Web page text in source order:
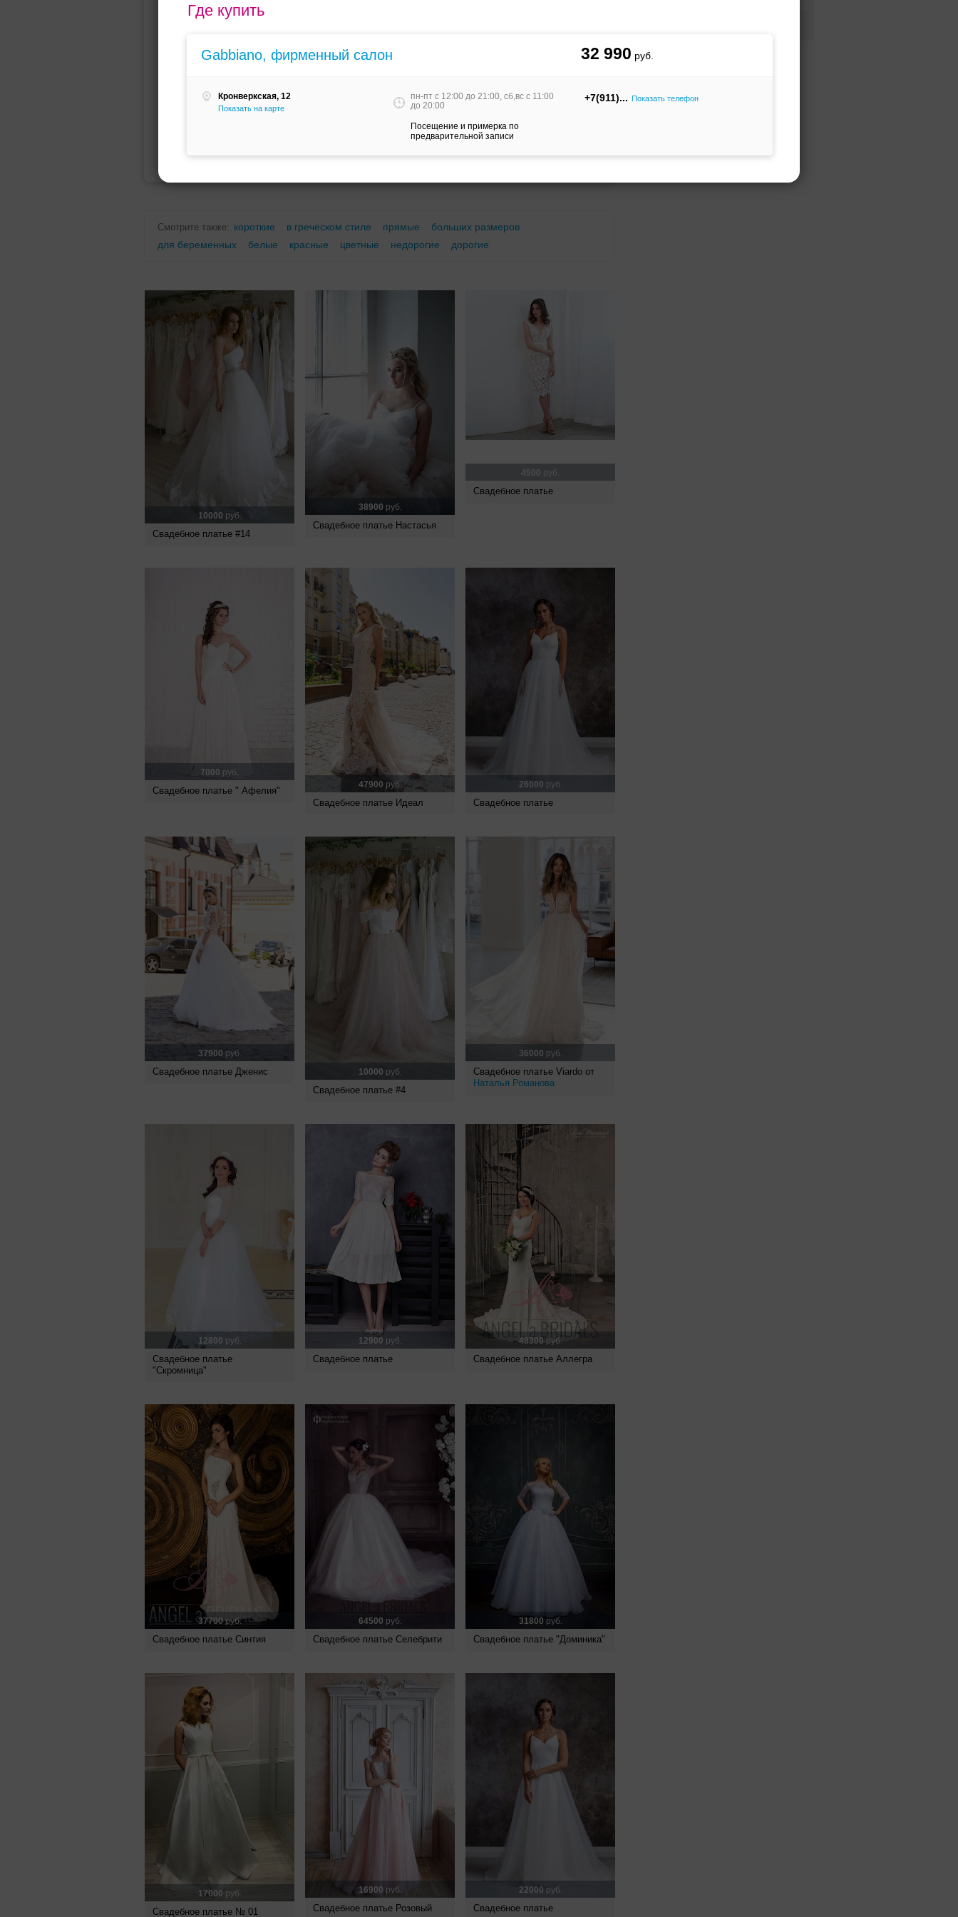
Где купить
Gabbiano, фирменный салон 32 990
Кронверкская, 12
Показать на карте
пн-пт c 12:00 до 21:00, сб,вс c 11:00
до 20:00
Посещение и примерка по
предварительной записи
+7(911) Показать телефон
Мини (короткое) Со шлейфом
Смотрите также: короткие в греческом стиле прямые
больших размеров
для беременных
белые красные цветные недорогие дорогие
10000 руб.
Свадебное платье #14
38900 руб.
Свадебное платье Настасья
4500 руб.
Свадебное платье
7000 руб.
Свадебное платье " Афелия"
47900 руб.
Свадебное платье Идеал
26000 руб.
Свадебное платье
37900 руб.
Свадебное платье Дженис 10000 руб.
Свадебное платье #4
36000 руб.
Свадебное платье Viardo от
Наталья Романова
12800 руб.
Свадебное платье
"Скромница"
12900 руб.
Свадебное платье
48300руб.
Свадебное платье Аллегра
37700руб.
Свадебное платье Синтия
64500 руб.
Свадебное платье Селебрити
31800 руб.
Свадебное платье "Доминика"
17000 руб.
Свадебное платье № 01
16900 руб.
Свадебное платье Розовый
22000 руб.
Свадебное платье